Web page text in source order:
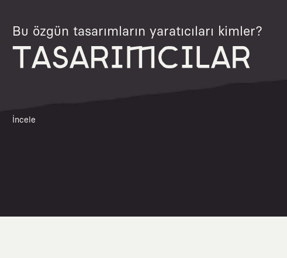
Bu özgün tasarımların yaratıcıları kimler?
TASARIMCILAR
İncele